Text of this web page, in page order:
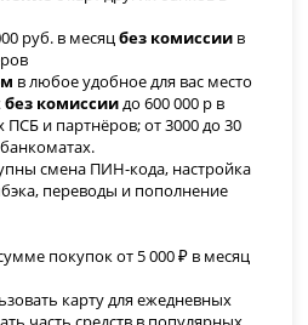
руб. в месяцбез комиссии в
в любое удобное для вас место
комиссиидо 600 000 р в
ПСБ и партнёров; от 3000 до 30
смена ПИН-кода, настройка
переводы и пополнение
покупок от 5 000 ₽ в месяц
карту для ежедневных